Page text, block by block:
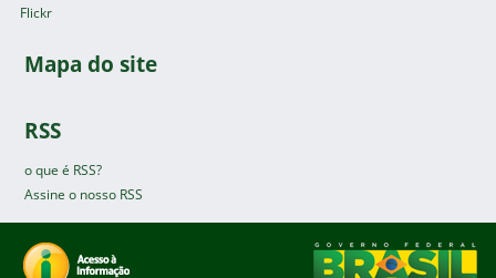
Flickr
Mapa do site
RSS
o que é RSS?
Assine o nosso RSS